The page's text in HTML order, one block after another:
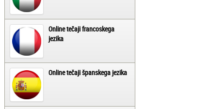
Online tečaji francoskega
jezika
Online tečaji španskega jezika